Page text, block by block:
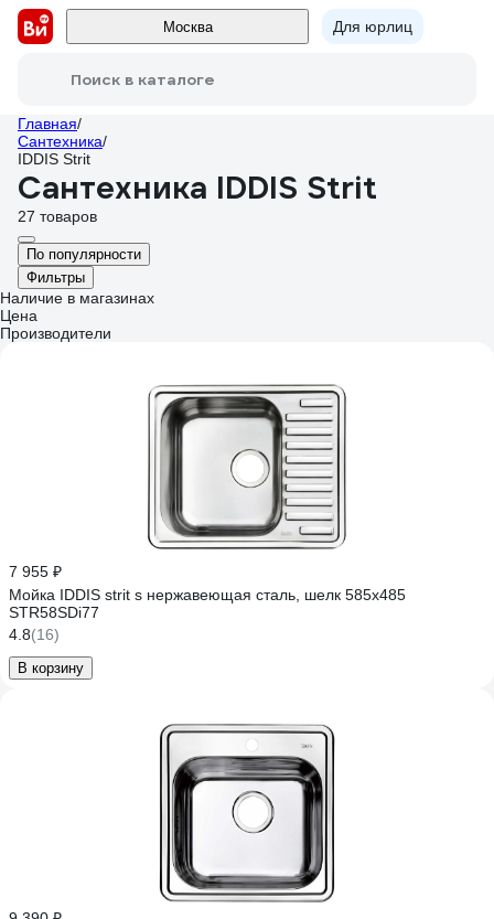
Москва Для юрлиц
Поиск в каталоге
Главная/
Сантехника/
IDDIS Strit
Сантехника IDDIS Strit
27 товаров
По популярности
Фильтры
Наличие в магазинах
Цена
Производители
7 955 ₽
Мойка IDDIS strit s нержавеющая сталь, шелк 585x485
STR58SDi77
4.8(16)
В корзину